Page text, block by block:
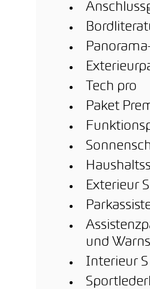
Tech pro
Paket
Exterieur
und
Interieur